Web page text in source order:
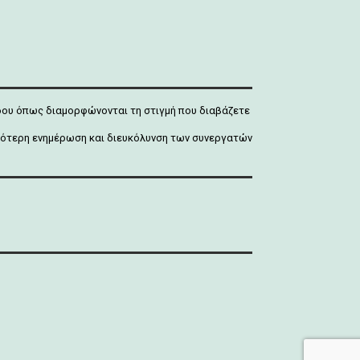
όπως διαμορφώνονται τη στιγμή που διαβάζετε
ενημέρωση και διευκόλυνση των συνεργατών